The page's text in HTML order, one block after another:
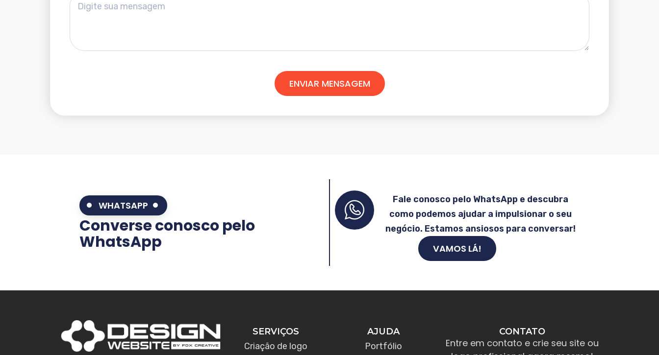
ENVIAR MENSAGEM
WHATSAPP
Converse conosco pelo
WhatsApp
Fale conosco pelo WhatsApp e descubra
como podemos ajudar a impulsionar o seu
negócio. Estamos ansiosos para conversar!
VAMOS LÁ!
SERVIÇOS
Criação de logo
AJUDA
Portfólio
CONTATO
Entre em contato e crie seu site ou